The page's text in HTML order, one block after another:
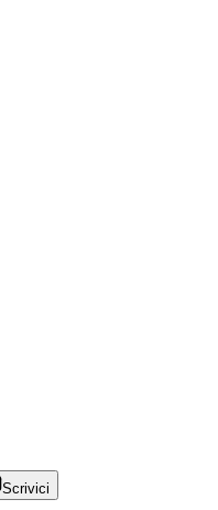
Scrivici